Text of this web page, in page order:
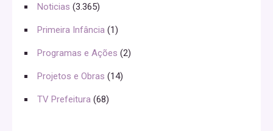
Noticias (3.365)
Primeira Infância (1)
Programas e Ações (2)
Projetos e Obras (14)
TV Prefeitura (68)